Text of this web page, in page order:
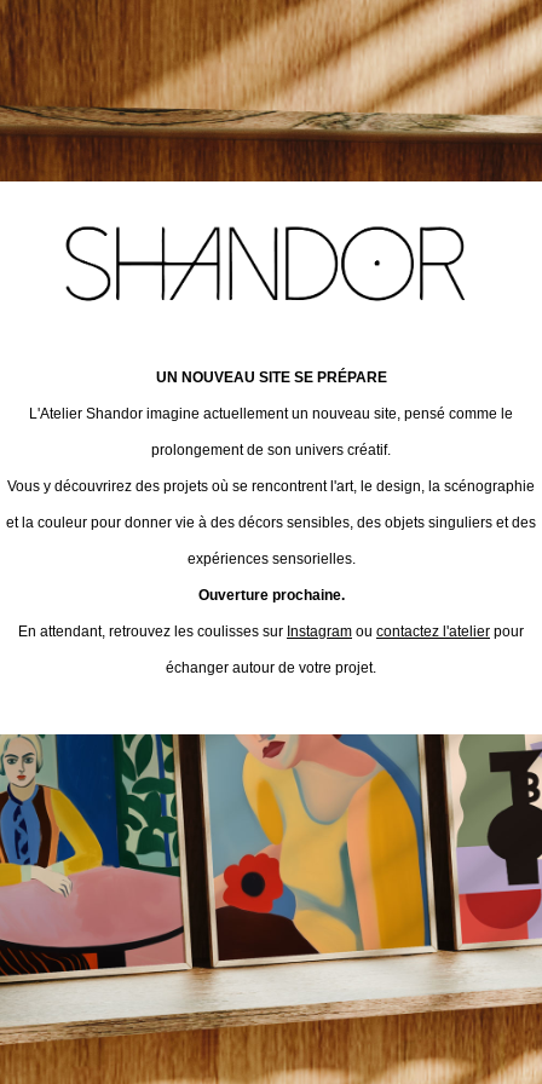
UN NOUVEAU SITE SE PRÉPARE
L'Atelier Shandor imagine actuellement un nouveau site, pensé comme le
prolongement de son univers créatif.
Vous y découvrirez des projets où se rencontrent l'art, le design, la scénographie
et la couleur pour donner vie à des décors sensibles, des objets singuliers et des
expériences sensorielles.
Ouverture prochaine.
En attendant, retrouvez les coulisses sur Instagram ou contactez l'atelier pour
échanger autour de votre projet.